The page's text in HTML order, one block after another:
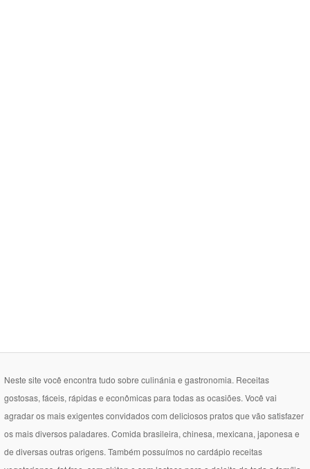
Neste site você encontra tudo sobre culinánia e gastronomia. Receitas
gostosas, fáceis, rápidas e econômicas para todas as ocasiões. Você vai
agradar os mais exigentes convidados com deliciosos pratos que vão satisfazer
os mais diversos paladares. Comida brasileira, chinesa, mexicana, japonesa e
de diversas outras origens. Também possuímos no cardápio receitas